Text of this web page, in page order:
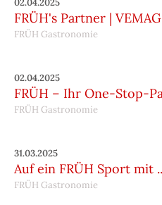
FRÜH's Partner | VEMAG
FRÜH Gastronomie
02.04.2025
FRÜH – Ihr One-Stop-
FRÜH Gastronomie
31.03.2025
Auf ein FRÜH Sport mit
FRÜH Gastronomie